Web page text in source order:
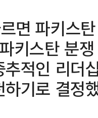
면 파키스
키스탄 분
추적인 리
기로 결정